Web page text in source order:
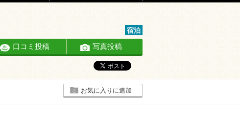
宿泊
口コミ投稿 写真投稿
お気に入りに追加